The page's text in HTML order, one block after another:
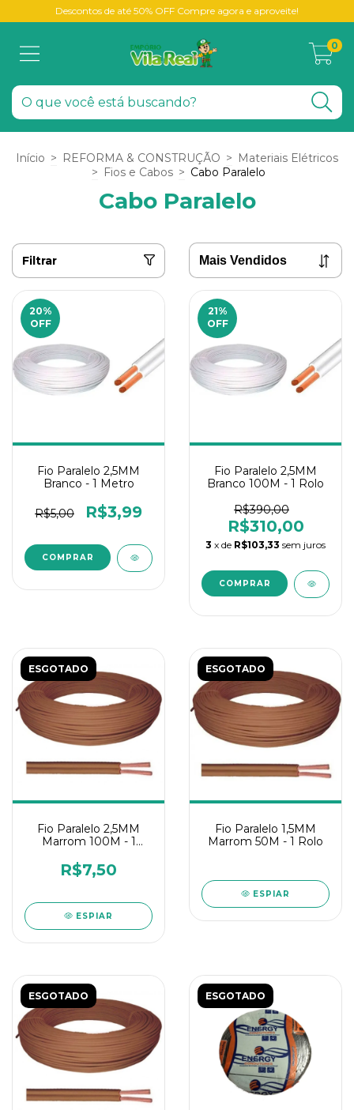
Descontos de até 50% OFF Compre agora e aproveite!
0
Início > REFORMA & CONSTRUÇÃO > Materiais Elétricos
> Fios e Cabos > Cabo Paralelo
Cabo Paralelo
Filtrar
20%
OFF
Fio Paralelo 2,5MM
Branco - 1 Metro
R$5,00 R$3,99
21%
OFF
Fio Paralelo 2,5MM
Branco 100M - 1 Rolo
R$390,00
R$310,00
3 x de R$103,33 sem juros
ESGOTADO
Fio Paralelo 2,5MM
Marrom 100M - 1
R$7,50
ESPIAR
ESGOTADO
Fio Paralelo 1,5MM
Marrom 50M - 1 Rolo
ESPIAR
ESGOTADO ESGOTADO